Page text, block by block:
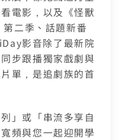
電影，以及《怪獸
二季、話題新番
影音除了最新院
步跟播獨家戲劇與
單，是追劇族的首
」或「串流多享自
頻與您一起迎開學